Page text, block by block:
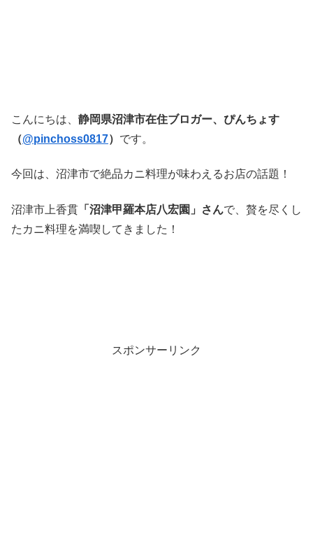
こんにちは、 静岡県沼津市在住ブロガー、ぴんちょす
（@pinchoss0817） です。
今回は、沼津市で絶品カニ料理が味わえるお店の話題！
沼津市上香貫 「沼津甲羅本店八宏園」さんで、贅を尽くし
たカニ料理を満喫してきました！
スポンサーリンク